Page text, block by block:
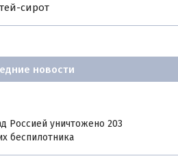
сирот
новости
Россией уничтожено 203
беспилотника